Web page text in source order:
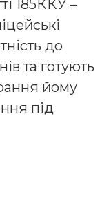
185ККУ –
до
та готують
йому
під